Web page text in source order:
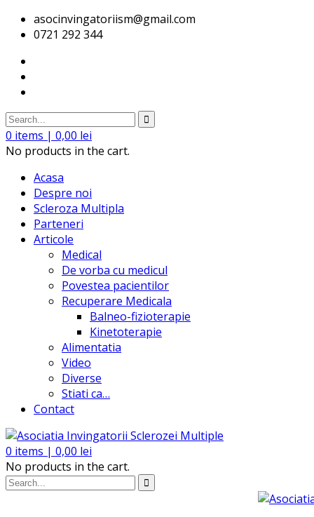
asocinvingatoriism@gmail.com
0721 292 344
0 items | 0,00 lei
No products in the cart.
Acasa
Despre noi
Scleroza Multipla
Parteneri
Articole
Medical
De vorba cu medicul
Povestea pacientilor
Recuperare Medicala
Balneo-fizioterapie
Kinetoterapie
Alimentatia
Video
Diverse
Stiati ca…
Contact
0 items | 0,00 lei
No products in the cart.